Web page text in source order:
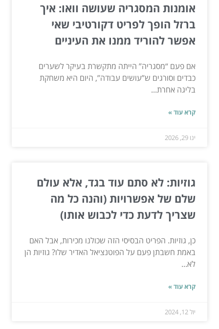
אומנות המסגריה שעושה וואו: איך
ברזל הופך לפריט דקורטיבי שאי
אפשר להוריד ממנו את העיניים
אם פעם “מסגריה” הייתה מתקשרת בעיקר לשערים
כבדים וסורגים ש”עושים עבודה”, היום היא משחקת
בליגה אחרת...
קרא עוד »
ינו 29, 2026
גוזיות: לא סתם עוד בגד, אלא עולם
שלם של אפשרויות (והנה כל מה
שצריך לדעת כדי לכבוש אותו)
כן, גוזיות. הפריט הבסיסי הזה שכולנו מכירות, אבל האם
באמת חשבתן פעם על הפוטנציאל האדיר שלו? גוזיות הן
לא...
קרא עוד »
יול 12, 2024